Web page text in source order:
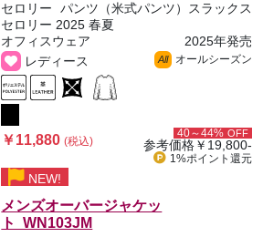
セロリー
パンツ（米式パンツ）スラックス
セロリー 2025 春夏
オフィスウェア
2025年発売
レディース
All オールシーズン
￥11,880(税込)
40～44% OFF
参考価格￥19,800-
1%ポイント 還元
NEW!
メンズオーバージャケッ
ト WN103JM